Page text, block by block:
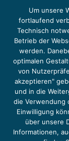
Das Projekt YOUNG
Die EUKI ist ein
Naturschutz und nukleare
grenzüberschreitenden
um gemeinsam die
Um unsere
fortlaufend
Technisch
Betrieb der
werden.
optimalen
von
akzeptieren"
und in die
die Verwendung
Einwilligung
über unsere
Informationen,